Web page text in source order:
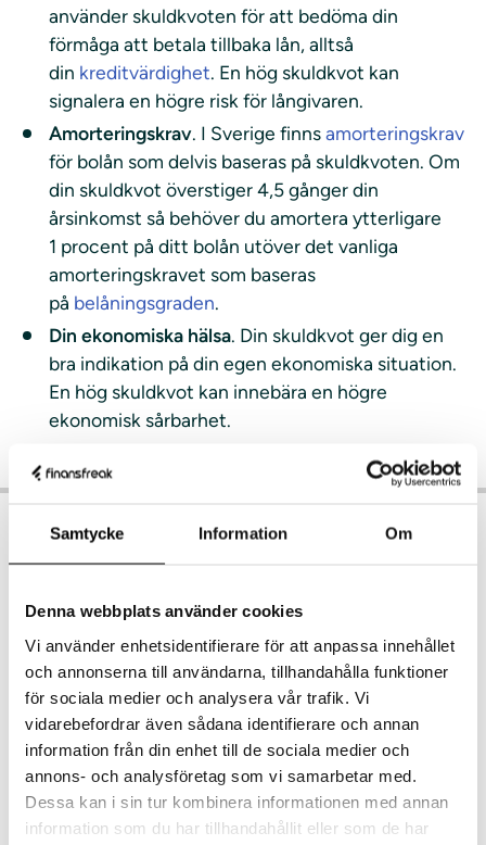
Samtycke Information Om
Denna webbplats använder cookies
Vi använder enhetsidentifierare för att anpassa innehållet
och annonserna till användarna, tillhandahålla funktioner
för sociala medier och analysera vår trafik. Vi
vidarebefordrar även sådana identifierare och annan
information från din enhet till de sociala medier och
annons- och analysföretag som vi samarbetar med.
Dessa kan i sin tur kombinera informationen med annan
information som du har tillhandahållit eller som de har
använder skuldkvoten för att bedöma din
förmåga att betala tillbaka lån, alltså
din kreditvärdighet. En hög skuldkvot kan
signalera en högre risk för långivaren.
Amorteringskrav. I Sverige finnsamorteringskrav
för bolån som delvis baseras på skuldkvoten. Om
din skuldkvot överstiger 4,5 gånger din
årsinkomst så behöver du amortera ytterligare
1 procent på ditt bolån utöver det vanliga
amorteringskravet som baseras
på belåningsgraden.
Din ekonomiska hälsa. Din skuldkvot ger dig en
bra indikation på din egen ekonomiska situation.
En hög skuldkvot kan innebära en högre
ekonomisk sårbarhet.
Vad är en bra skuldkvot?
skuldkvot, men generellt sett anses en lägre skuldkvot
vara bättre. En hög skuldkvot indikerar att en stor del av
din inkomst går till att betala av skulder, vilket kan
begränsa din ekonomiska flexibilitet.
Skuldkvot och bolån
När du ansöker om bolån är skuldkvoten en av flera
faktorer som banken tar hänsyn till. Andra faktorer